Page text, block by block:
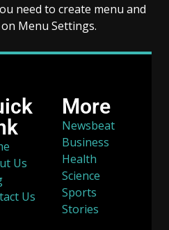
need to create menu and
Menu Settings.
Us
Us
More
Newsbeat
Business
Health
Science
Sports
Stories